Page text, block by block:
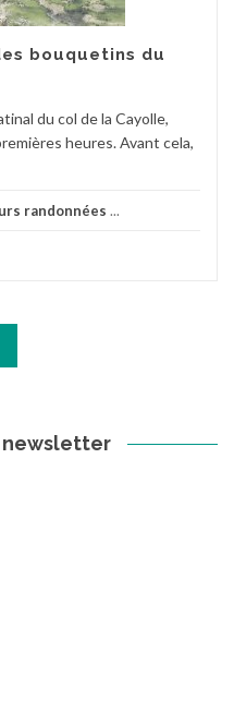
bouquetins du
du col de la Cayolle,
heures. Avant cela,
randonnées ...
newsletter